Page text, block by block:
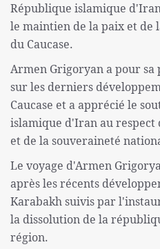
République islamique
le maintien de la paix et de
du Caucase.
Armen Grigoryan a pour
sur les derniers
Caucase et a apprécié le
islamique d'Iran au
et de la souveraineté
Le voyage d'Armen
après les récents
Karabakh suivis par
la dissolution de la
région.